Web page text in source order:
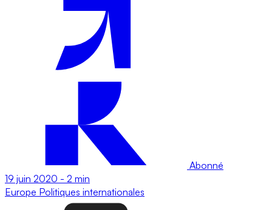
Abonné
19 juin 2020 - 2 min
Europe Politiques internationales